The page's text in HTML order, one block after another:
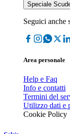
Speciale
Seguici anche
Area personale
Help e Faq
Info e contatti
Termini del
Utilizzo dati e
Cookie Policy